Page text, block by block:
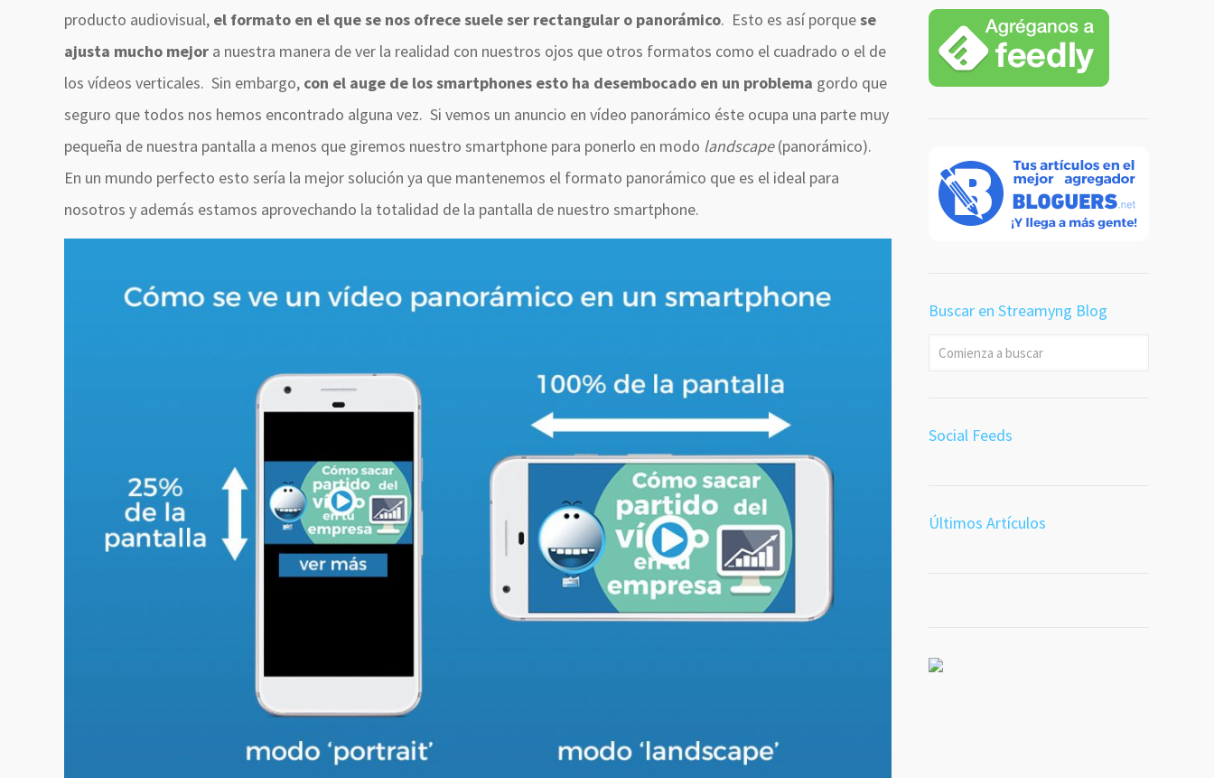
producto audiovisual, el formato en el que se nos ofrece suele ser rectangular o panorámico. Esto es así porquese
ajusta mucho mejor a nuestra manera de ver la realidad con nuestros ojos que otros formatos como el cuadrado o el de
los vídeos verticales. Sin embargo, con el auge de los smartphones esto ha desembocado en un problema gordo que
seguro que todos nos hemos encontrado alguna vez. Si vemos un anuncio en vídeo panorámico éste ocupa una parte muy
pequeña de nuestra pantalla a menos que giremos nuestro smartphone para ponerlo en modo landscape(panorámico).
En un mundo perfecto esto sería la mejor solución ya que mantenemos el formato panorámico que es el ideal para
nosotros y además estamos aprovechando la totalidad de la pantalla de nuestro smartphone.
Buscar en Streamyng Blog
Social Feeds
Últimos Artículos